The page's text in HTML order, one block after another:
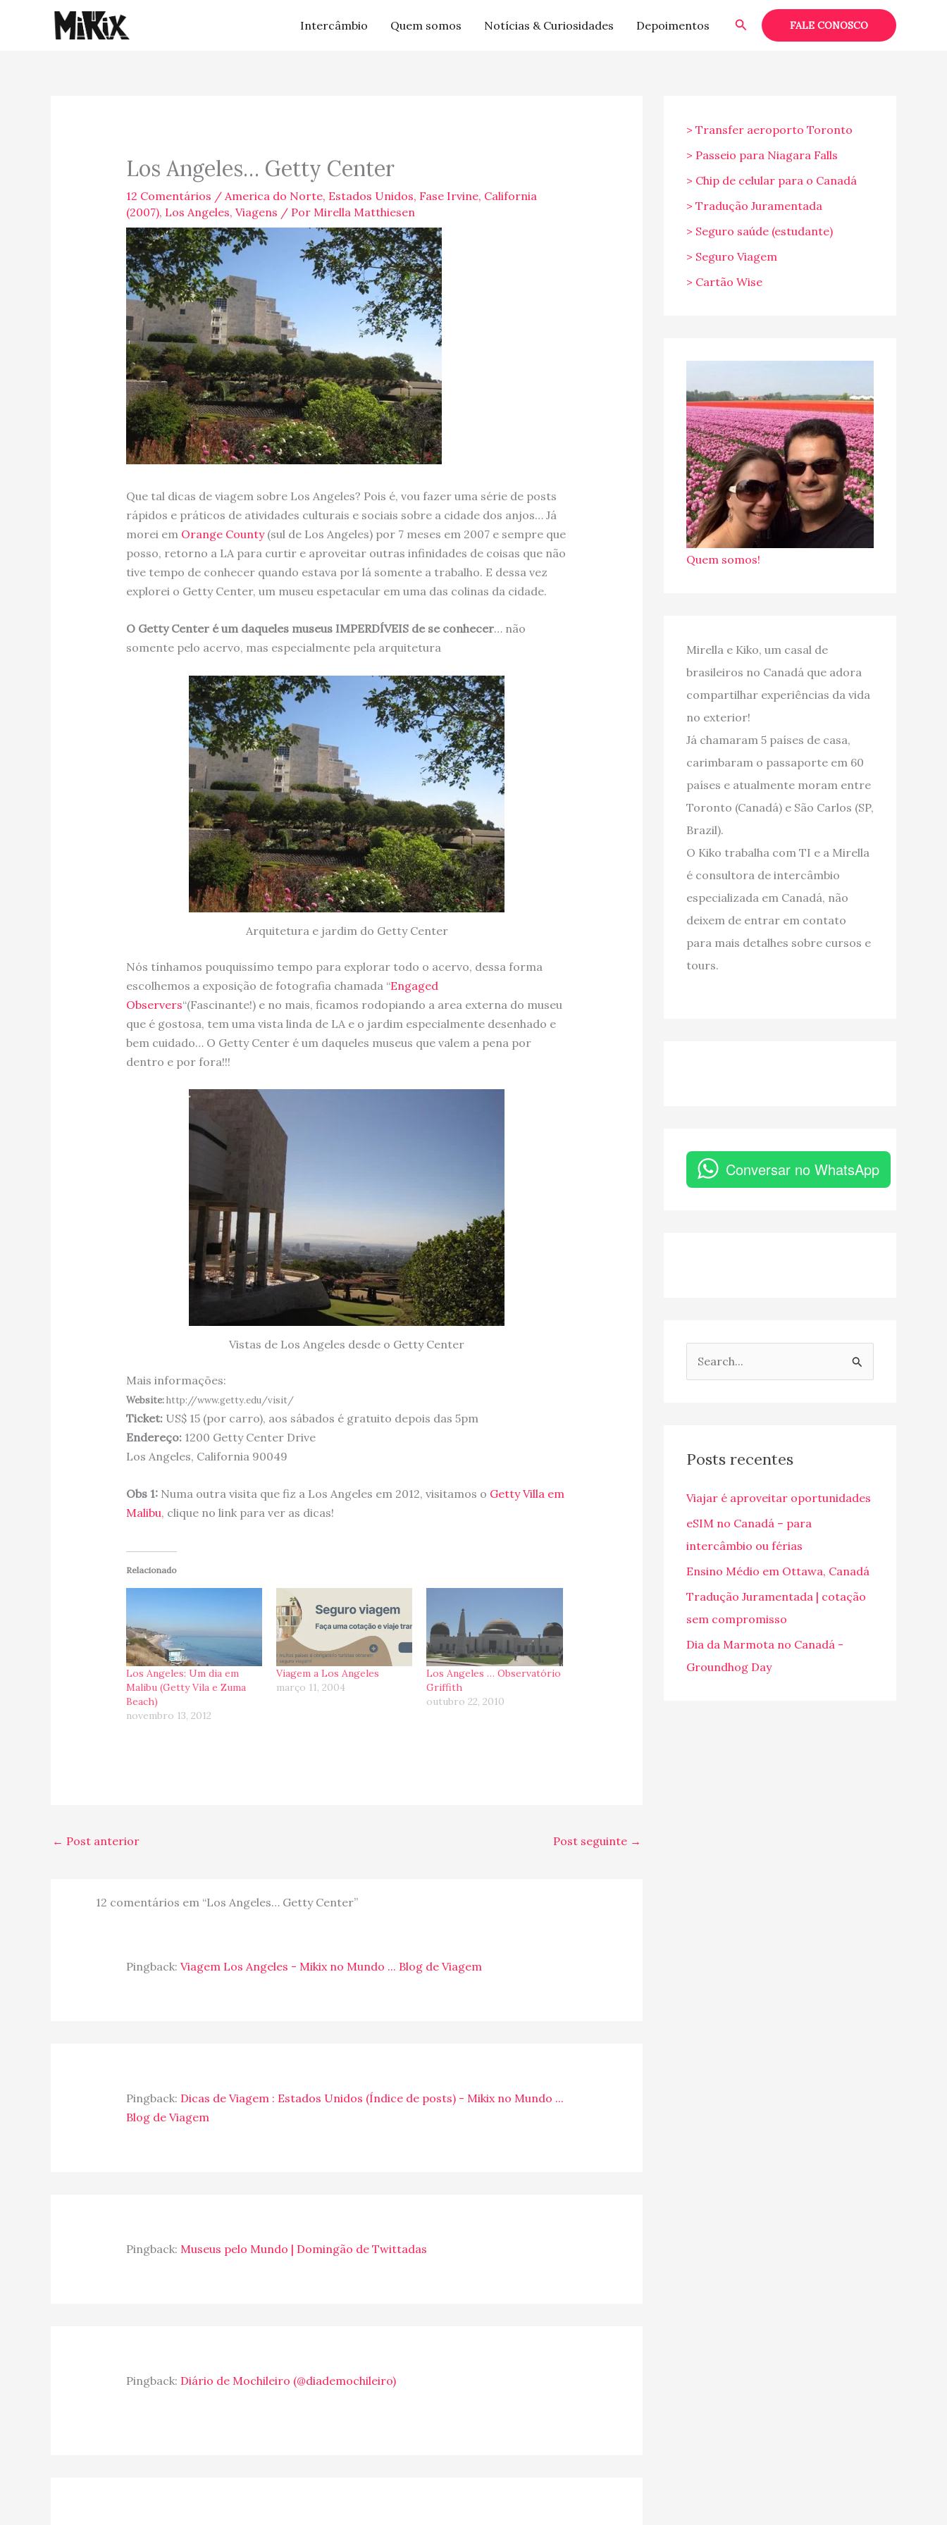
Intercâmbio Quem somos Notícias & Curiosidades Depoimentos PesquisarFALE CONOSCO
Los Angeles… Getty Center
12 Comentários / America do Norte, Estados Unidos, Fase Irvine, California
(2007), Los Angeles, Viagens / Por Mirella Matthiesen
Que tal dicas de viagem sobre Los Angeles? Pois é, vou fazer uma série de posts
rápidos e práticos de atividades culturais e sociais sobre a cidade dos anjos… Já
morei em Orange County(sul de Los Angeles) por 7 meses em 2007 e sempre que
posso, retorno a LA para curtir e aproveitar outras infinidades de coisas que não
tive tempo de conhecer quando estava por lá somente a trabalho. E dessa vez
explorei o Getty Center, um museu espetacular em uma das colinas da cidade.
O Getty Center é um daqueles museus IMPERDÍVEIS de se conhecer… não
somente pelo acervo, mas especialmente pela arquitetura
Arquitetura e jardim do Getty Center
Nós tínhamos pouquissímo tempo para explorar todo o acervo, dessa forma
escolhemos a exposição de fotografia chamada “Engaged
Observers“(Fascinante!) e no mais, ficamos rodopiando a area externa do museu
que é gostosa, tem uma vista linda de LA e o jardim especialmente desenhado e
bem cuidado… O Getty Center é um daqueles museus que valem a pena por
dentro e por fora!!!
Vistas de Los Angeles desde o Getty Center
Mais informações:
Website:http://www.getty.edu/visit/
Ticket:US$ 15 (por carro), aos sábados é gratuito depois das 5pm
Endereço:1200 Getty Center Drive
Los Angeles, California 90049
Obs 1:Numa outra visita que fiz a Los Angeles em 2012, visitamos o Getty Villa em
Malibu, clique no link para ver as dicas!
Relacionado
Los Angeles: Um dia em
Malibu (Getty Vila e Zuma
Beach)
novembro 13, 2012
Viagem a Los Angeles
março 11, 2004
Los Angeles … Observatório
Griffith
outubro 22, 2010
← Post anterior Post seguinte →
12 comentários em “Los Angeles… Getty Center”
Pingback: Viagem Los Angeles - Mikix no Mundo ... Blog de Viagem
Pingback: Dicas de Viagem : Estados Unidos (Índice de posts) - Mikix no Mundo ...
Blog de Viagem
Pingback: Museus pelo Mundo | Domingão de Twittadas
Pingback: Diário de Mochileiro (@diademochileiro)
> Transfer aeroporto Toronto
> Passeio para Niagara Falls
> Chip de celular para o Canadá
> Tradução Juramentada
> Seguro saúde (estudante)
> Seguro Viagem
> Cartão Wise
Quem somos!
Mirella e Kiko, um casal de
brasileiros no Canadá que adora
compartilhar experiências da vida
no exterior!
Já chamaram 5 países de casa,
carimbaram o passaporte em 60
países e atualmente moram entre
Toronto (Canadá) e São Carlos (SP,
Brazil).
O Kiko trabalha com TI e a Mirella
é consultora de intercâmbio
especializada em Canadá, não
deixem de entrar em contato
para mais detalhes sobre cursos e
tours.
Conversar no WhatsApp
u
s
a
r
p
o
Posts recentes
Viajar é aproveitar oportunidades
eSIM no Canadá – para
intercâmbio ou férias
Ensino Médio em Ottawa, Canadá
Tradução Juramentada | cotação
sem compromisso
Dia da Marmota no Canadá -
Groundhog Day